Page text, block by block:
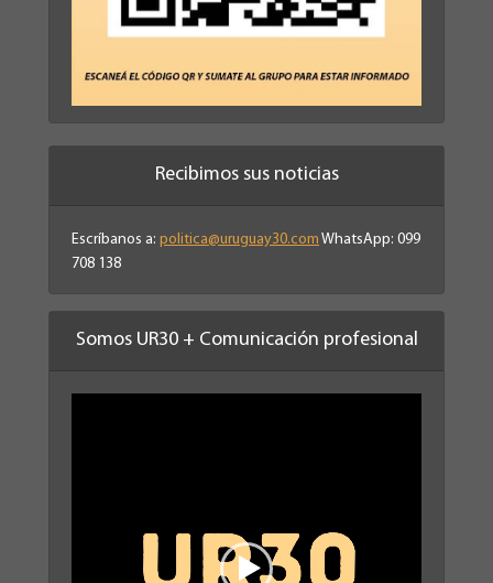
Recibimos sus noticias
Escríbanos a: politica@uruguay30.com WhatsApp: 099
708 138
Somos UR30 + Comunicación profesional